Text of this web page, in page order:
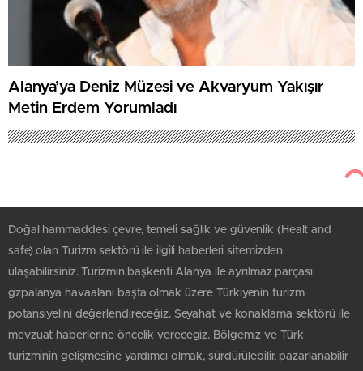
Alanya’ya Deniz Müzesi ve Akvaryum Yakışır
Metin Erdem Yorumladı
Doğal hammaddesi çevre, temeli sağlık ve güvenlik (Healt and
safe) olan Turizm sektörü ile ilgili haberleri sitemizden
ulaşabilirsiniz. Turizmin başkenti Alanya ile ayrılmaz parçası
gzpalanya havaalanı başta olmak üzere Türkiyenin turizm
potansiyelini değerlendireceğiz. Seyahat ve konaklama sektörü ile
mevzuat haberlerine öncelik verecegiz. Bölgemiz ve Türk
turizminin gelişmesine yardımcı olmak, sürdürülebilir, pazarlanabilir